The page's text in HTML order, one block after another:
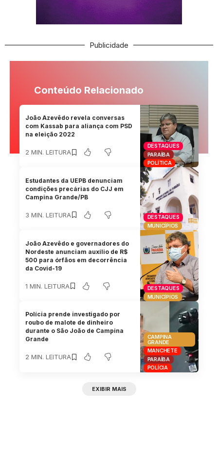
Publicidade
Conteúdo Relacionado
DESTAQUES
PARAÍBA
POLÍTICA
João Azevêdo revela conversas
com Kassab para aliança com PSD
na eleição 2022
2 MIN. LEITURA
DESTAQUES
MUNICÍPIOS
Estudantes da UEPB denunciam
condições precárias do CJJ em
Campina Grande/PB
3 MIN. LEITURA
DESTAQUES
MUNICÍPIOS
João Azevêdo e governadores do
Nordeste anunciam auxílio de R$
500 para órfãos em decorrência
da Covid-19
1 MIN. LEITURA
CAMPINA
GRANDE
MANCHETE
PARAÍBA
POLÍCIA
Polícia prende investigado por
roubo de malote de dinheiro
durante o São João de Campina
Grande
2 MIN. LEITURA
EXIBIR MAIS